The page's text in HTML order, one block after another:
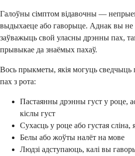
Галоўны сімптом відавочны —
выдыхаеце або гаворыце. Аднак вы не
заўважыць свой уласны дрэнны пах,
прывыкае да знаёмых пахаў.
Вось прыкметы, якія могуць
пах з рота:
Пастаянны дрэнны густ у роце,
кіслы густ
Сухасць у роце або густая сліна,
Белы або жоўты налёт на мове
Людзі адступаюць, калі вы